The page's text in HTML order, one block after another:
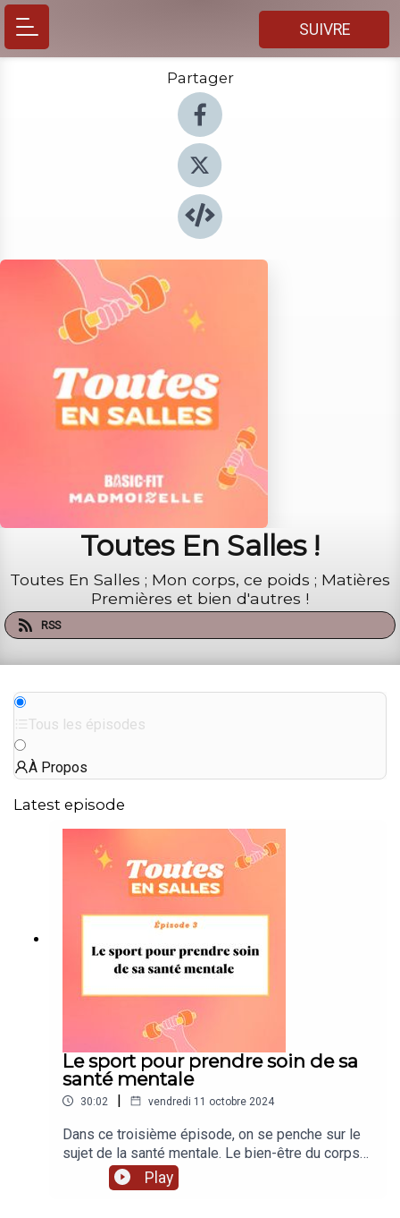
SUIVRE
Partager
Toutes En Salles !
Toutes En Salles ; Mon corps, ce poids ; Matières
Premières et bien d'autres !
RSS
Tous les épisodes
À Propos
Latest episode
Le sport pour prendre soin de sa
santé mentale
30:02 | vendredi 11 octobre 2024
Dans ce troisième épisode, on se penche sur le
sujet de la santé mentale. Le bien-être du corps
étant clairement relié au bien-être de la tête, nous
nous sommes demandées : quels impacts
Play